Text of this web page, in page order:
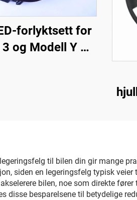
forlyktsett for
og Modell Y OE
til bilen din gir mange
siden en legeringsfelg typisk
bilen, noe som direkte
disse besparelsene til betydelige